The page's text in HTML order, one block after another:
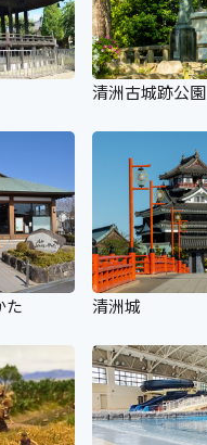
清洲古城跡公園
た 清洲城